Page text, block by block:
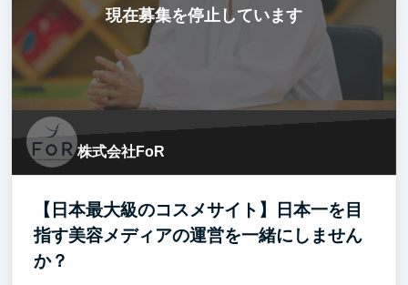
現在募集を停止しています
株式会社FoR
【日本最大級のコスメサイト】日本一を目
指す美容メディアの運営を一緒にしません
か？